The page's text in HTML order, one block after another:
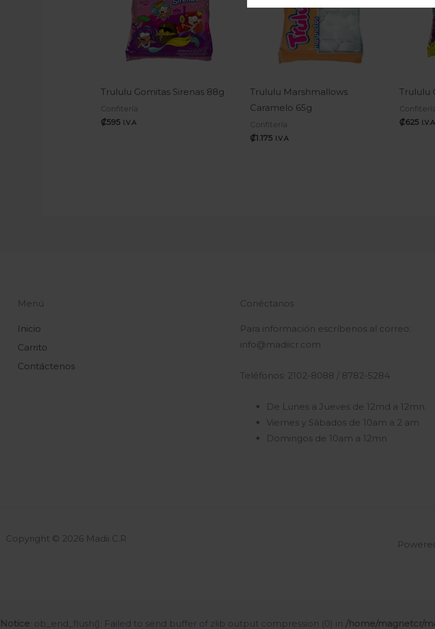
Trululu Gomitas Sirenas 88g
Confitería
₡595 I.V.A
Trululu Marshmallows
Caramelo 65g
Confitería
₡1.175 I.V.A
Trululu
₡625 I.V.A
Menú
Inicio
Carrito
Contáctenos
Conéctanos
Para información escríbenos al correo:
info@madiicr.com
Teléfonos: 2102-8088 / 8782-5284
De Lunes a Jueves de 12md a 12mn.
Viernes y Sábados de 10am a 2 am
Domingos de 10am a 12mn
Copyright © 2026 Madii C.R
Notice : ob_end_flush(): Failed to send buffer of zlib output compression (0) in /home/magnetcr/